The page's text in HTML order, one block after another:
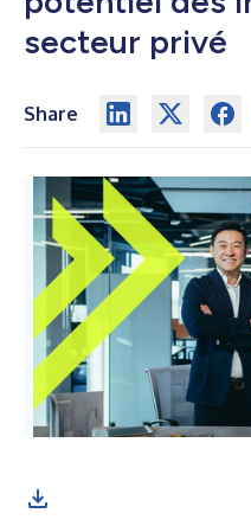
secteur privé
Share